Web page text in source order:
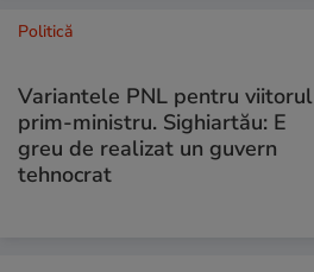
Politică
Variantele PNL pentru viitorul
prim-ministru. Sighiartău: E
greu de realizat un guvern
tehnocrat